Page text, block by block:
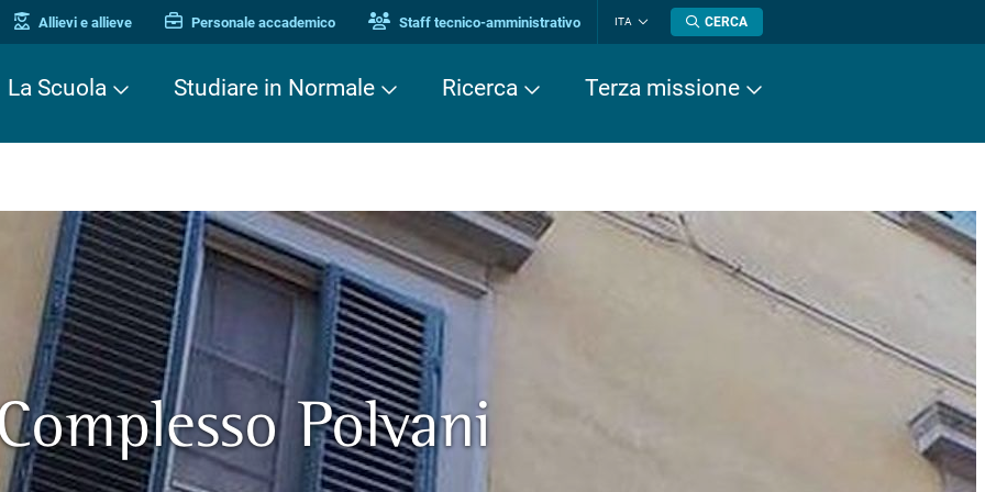
Allievi e allieve Personale accademico Staff tecnico-amministrativo ITA
lingua
CERCA
La Scuola Studiare in Normale Ricerca Terza missione
Polvani